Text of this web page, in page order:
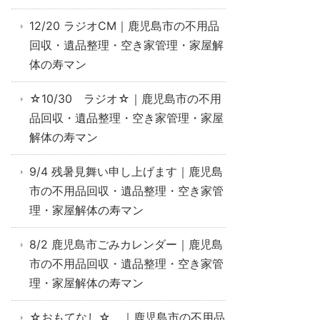
12/20 ラジオCM｜鹿児島市の不用品
回収・遺品整理・空き家管理・家屋解
体の寿マン
☆10/30 ラジオ☆｜鹿児島市の不用
品回収・遺品整理・空き家管理・家屋
解体の寿マン
9/4 残暑見舞い申し上げます｜鹿児島
市の不用品回収・遺品整理・空き家管
理・家屋解体の寿マン
8/2 鹿児島市ごみカレンダー｜鹿児島
市の不用品回収・遺品整理・空き家管
理・家屋解体の寿マン
☆おもてなし☆ ｜鹿児島市の不用品